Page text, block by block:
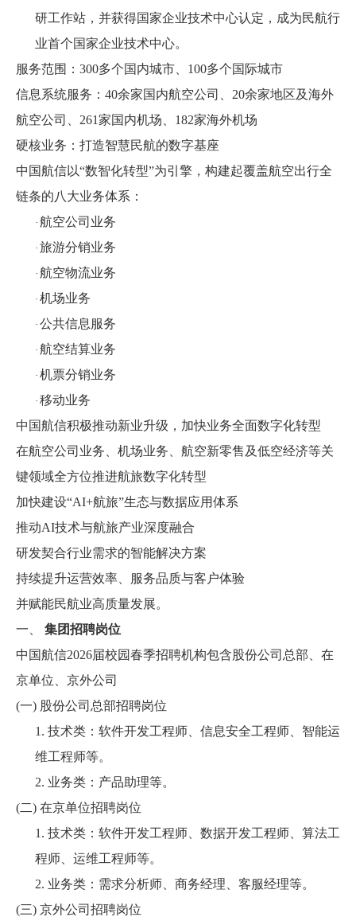
研工作站，并获得国家企业技术中心认定，成为民航行
业首个国家企业技术中心。
服务范围：300多个国内城市、100多个国际城市
信息系统服务：40余家国内航空公司、20余家地区及海外
航空公司、261家国内机场、182家海外机场
硬核业务：打造智慧民航的数字基座
中国航信以“数智化转型”为引擎，构建起覆盖航空出行全
链条的八大业务体系：
· 航空公司业务
· 旅游分销业务
· 航空物流业务
· 机场业务
· 公共信息服务
· 航空结算业务
· 机票分销业务
· 移动业务
中国航信积极推动新业升级 ， 加快业务全面数字化转型
在航空公司业务、机场业务、航空新零售及低空经济等关
键领域全方位推进航旅数字化转型
加快建设“AI+航旅”生态与数据应用体系
推动AI技术与航旅产业深度融合
研发契合行业需求的智能解决方案
持续提升运营效率、服务品质与客户体验
并赋能民航业高质量发展。
一、 集团招聘岗位
中国航信2026届校园春季招聘机构包含股份公司总部、在
京单位、京外公司
(一) 股份公司总部招聘岗位
1. 技术类：软件开发工程师、信息安全工程师、智能运
维工程师等。
2. 业务类：产品助理等。
(二) 在京单位招聘岗位
1. 技术类：软件开发工程师、数据开发工程师、算法工
程师、运维工程师等。
2. 业务类：需求分析师、商务经理、客服经理等。
(三) 京外公司招聘岗位